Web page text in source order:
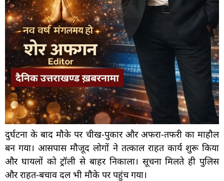
दुर्घटना के बाद मौके पर चीख-पुकार और अफरा-तफरी का माहौल
बन गया। आसपास मौजूद लोगों ने तत्काल राहत कार्य शुरू किया
और घायलों को ट्रॉली से बाहर निकाला। सूचना मिलते ही पुलिस
और राहत-बचाव दल भी मौके पर पहुंच गया।